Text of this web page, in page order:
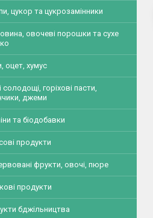
цукор та цукрозамінники
овочеві порошки та сухе
оцет, хумус
солодощі, горіхові пасти,
джеми
та біодобавки
продукти
фрукти, овочі, пюре
продукти
бджільництва